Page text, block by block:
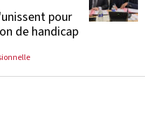
pour
de handicap